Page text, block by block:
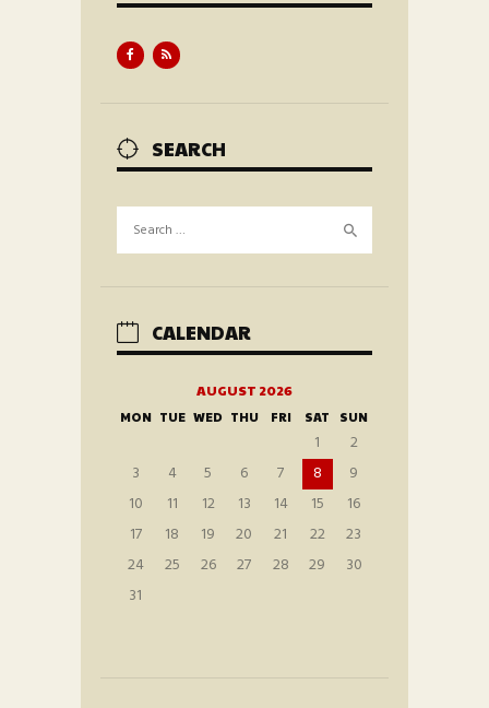
SEARCH
for:
CALENDAR
AUGUST 2026
MON TUE WED THU FRI SAT SUN
1
2
3
4 5 6 7 8
9
10
11 12 13 14 15
16
17
18 19 20 21 22
23
24
25 26 27 28 29
30
31